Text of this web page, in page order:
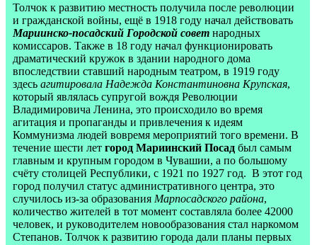
Толчок к развитию местность получила после революции
и гражданской войны, ещё в 1918 году начал действовать
Мариинско-посадский Городской совет народных
комиссаров. Также в 18 году начал функционировать
драматический кружок в здании народного дома
впоследствии ставший народным театром, в 1919 году
здесь агитировала Надежда Константиновна Крупская,
который являлась супругой вождя Революции
Владимировича Ленина, это происходило во время
агитация и пропаганды и привлечения к идеям
Коммунизма людей вовремя мероприятий того времени. В
течение шести лет город Мариинский Посад был самым
главным и крупным городом в Чувашии, а по большому
счёту столицей Республики, с 1921 по 1927 год. В этот год
город получил статус административного центра, это
случилось из-за образования Марпосадского района,
количество жителей в тот момент составляла более 42000
человек, и руководителем новообразования стал наркомом
Степанов. Толчок к развитию города дали планы первых